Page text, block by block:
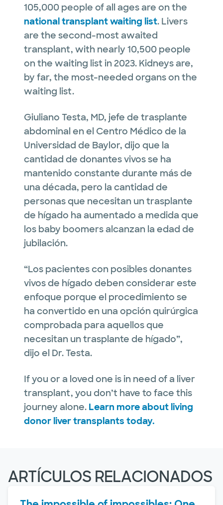
105,000 people of all ages are on the
national transplant waiting list. Livers
are the second-most awaited
transplant, with nearly 10,500 people
on the waiting list in 2023. Kidneys are,
by far, the most-needed organs on the
waiting list.
Giuliano Testa, MD, jefe de trasplante
abdominal en el Centro Médico de la
Universidad de Baylor, dijo que la
cantidad de donantes vivos se ha
mantenido constante durante más de
una década, pero la cantidad de
personas que necesitan un trasplante
de hígado ha aumentado a medida que
los baby boomers alcanzan la edad de
jubilación.
“Los pacientes con posibles donantes
vivos de hígado deben considerar este
enfoque porque el procedimiento se
ha convertido en una opción quirúrgica
comprobada para aquellos que
necesitan un trasplante de hígado”,
dijo el Dr. Testa.
If you or a loved one is in need of a liver
transplant, you don’t have to face this
journey alone. Learn more about living
donor liver transplants today.
ARTÍCULOS RELACIONADOS